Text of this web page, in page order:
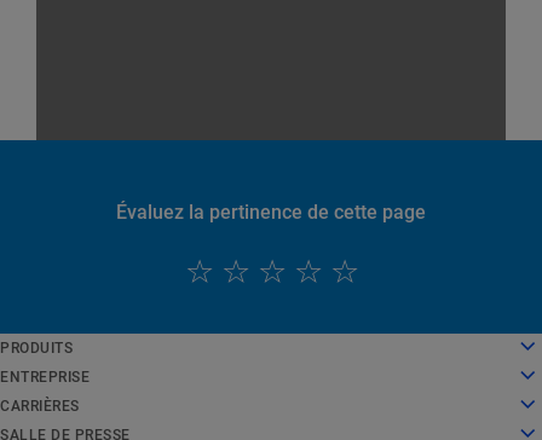
Évaluez la pertinence de cette page
PRODUITS
Cloud Computing
Sécurité
Diffusion de contenu
ENTREPRISE
À propos de nous
Histoire
CARRIÈRES
Carrières
SALLE DE PRESSE
Deutsch
Español
Français